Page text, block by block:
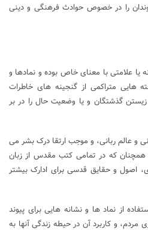
را در خصوص حوادث فرهنگی و دینی
علامتی با معنای خاص بوده و نمادها و
هایی متراکمی از گنجینه های خاطرات
گذشتگان و یا وضعیت حال را در بر
و عالم ربانی، و موجب ارتقا درک بشر می
که در تمامی کتب مقدس از زبان
اصول و حقایق قدسی برای ادارک بیشتر
از نماد ها و نشانه هایی برای پیوند
مردم، و کاربرد آن در حیطه زندگی آنها به